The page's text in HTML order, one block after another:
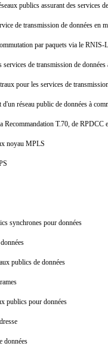
publics assurant des services
de transmission de données
par paquets via le RNIS-
de transmission de
pour les services de
réseau public de données à
Recommandation T.70, de RPDCC
noyau MPLS
synchrones pour données
publics de données
publics pour données
données